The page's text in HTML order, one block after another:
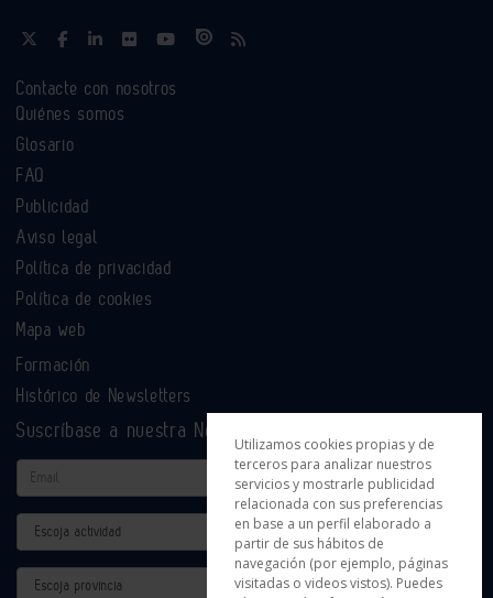
Contacte con nosotros
Quiénes somos
Glosario
FAQ
Publicidad
Aviso legal
Política de privacidad
Política de cookies
Mapa web
Formación
Histórico de Newsletters
Suscríbase a nuestra Newsletter
Email
Actividad
Provincia
Utilizamos cookies propias y de
terceros para analizar nuestros
servicios y mostrarle publicidad
relacionada con sus preferencias
en base a un perfil elaborado a
partir de sus hábitos de
navegación (por ejemplo, páginas
visitadas o videos vistos). Puedes